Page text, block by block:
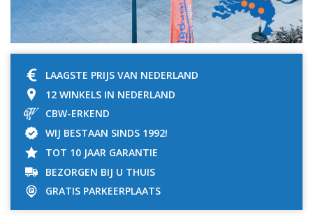
LAAGSTE PRIJS VAN NEDERLAND
12 WINKELS IN NEDERLAND
CBW-ERKEND
WIJ BESTAAN SINDS 1992!
TOT 10 JAAR GARANTIE
BEZORGEN BIJ U THUIS
GRATIS PARKEERPLAATS